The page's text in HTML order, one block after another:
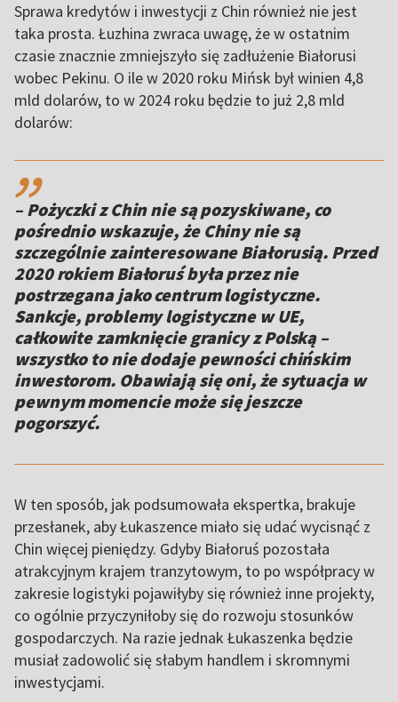
Sprawa kredytów i inwestycji z Chin również nie jest
taka prosta. Łuzhina zwraca uwagę, że w ostatnim
czasie znacznie zmniejszyło się zadłużenie Białorusi
wobec Pekinu. O ile w 2020 roku Mińsk był winien 4,8
mld dolarów, to w 2024 roku będzie to już 2,8 mld
dolarów:
,,
– Pożyczki z Chin nie są pozyskiwane, co
pośrednio wskazuje, że Chiny nie są
szczególnie zainteresowane Białorusią. Przed
2020 rokiem Białoruś była przez nie
postrzegana jako centrum logistyczne.
Sankcje, problemy logistyczne w UE,
całkowite zamknięcie granicy z Polską –
wszystko to nie dodaje pewności chińskim
inwestorom. Obawiają się oni, że sytuacja w
pewnym momencie może się jeszcze
pogorszyć.
W ten sposób, jak podsumowała ekspertka, brakuje
przesłanek, aby Łukaszence miało się udać wycisnąć z
Chin więcej pieniędzy. Gdyby Białoruś pozostała
atrakcyjnym krajem tranzytowym, to po współpracy w
zakresie logistyki pojawiłyby się również inne projekty,
co ogólnie przyczyniłoby się do rozwoju stosunków
gospodarczych. Na razie jednak Łukaszenka będzie
musiał zadowolić się słabym handlem i skromnymi
inwestycjami.